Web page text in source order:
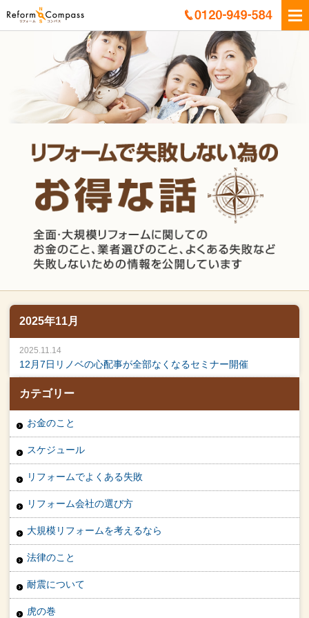
2025年11月
2025.11.14
12月7日リノベの心配事が全部なくなるセミナー開催
カテゴリー
お金のこと
スケジュール
リフォームでよくある失敗
リフォーム会社の選び方
大規模リフォームを考えるなら
法律のこと
耐震について
虎の巻